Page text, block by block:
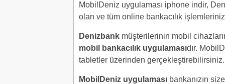
MobilDeniz uygulaması iphone indir,
olan ve tüm online bankacılık
Denizbank müşterilerinin mobil
mobil bankacılık uygulamasıdır.
tabletler üzerinden gerçekleştirebilirsiniz.
MobilDeniz uygulaması bankanızın